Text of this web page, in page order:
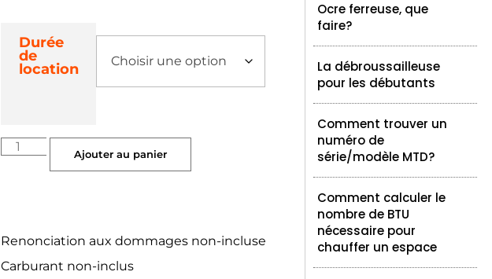
Durée
de
location
Ajouter au panier
Renonciation aux dommages non-incluse
Carburant non-inclus
Ocre ferreuse, que
faire?
La débroussailleuse
pour les débutants
Comment trouver un
numéro de
série/modèle MTD?
Comment calculer le
nombre de BTU
nécessaire pour
chauffer un espace